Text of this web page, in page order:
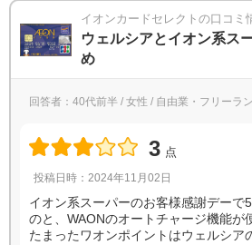
イオンカードセレクトの口コミ
ウェルシアとイオン系ス
め
回答者：40代前半 / 女性 / 自由業・フリーラ
3 点
投稿日時：2024年11月02日
イオン系スーパーのお客様感謝デーで
のと、WAONのオートチャージ機能が
たまったワオンポイントはウェルシア